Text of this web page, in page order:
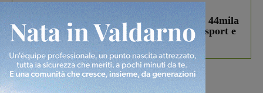
Estra Notizie agosto: Smart Cities, oltre 44mila
studenti coinvolti, torna il bando per lo sport e
debutta il podcast Estrair